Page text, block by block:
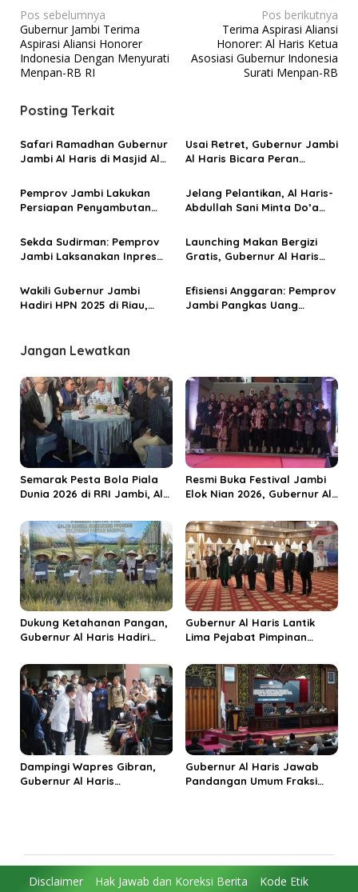
N
a
v
i
g
s
i
p
o
s
Pos sebelumnya
Gubernur Jambi Terima
Aspirasi Aliansi Honorer
Indonesia Dengan Menyurati
Menpan-RB RI
Pos berikutnya
Terima Aspirasi Aliansi
Honorer: Al Haris Ketua
Asosiasi Gubernur Indonesia
Surati Menpan-RB
Posting Terkait
Safari Ramadhan Gubernur
Jambi Al Haris di Masjid Al
Silaturahim dan Pelestarian
Nilai Agama di Kota Santri
Usai Retret, Gubernur Jambi
Al Haris Bicara Peran
Indonesia Emas 2045
Pemprov Jambi Lakukan
Persiapan Penyambutan
Pasca Pelantikan dan
Retreat
Jelang Pelantikan, Al Haris-
Abdullah Sani Minta Do’a
Jambi
Sekda Sudirman: Pemprov
Jambi Laksanakan Inpres
Launching Makan Bergizi
Gratis, Gubernur Al Haris
Menu Sehat untuk Anak
Wakili Gubernur Jambi
Hadiri HPN 2025 di Riau,
Media
Efisiensi Anggaran: Pemprov
Jambi Pangkas Uang
Jangan Lewatkan
Semarak Pesta Bola Piala
Dunia 2026 di RRI Jambi, Al
Ekonomi Rakyat
Resmi Buka Festival Jambi
Elok Nian 2026, Gubernur Al
Jadi Destinasi Wisata
Budaya Unggulan
Dukung Ketahanan Pangan,
Gubernur Al Haris Hadiri
Kabupaten Tanjungjabung
Timur
Gubernur Al Haris Lantik
Lima Pejabat Pimpinan
Penguatan Kinerja dan
Integritas
Dampingi Wapres Gibran,
Gubernur Al Haris
Gubernur Al Haris Jawab
Pandangan Umum Fraksi
Disclaimer Hak Jawab dan Koreksi Berita Kode Etik